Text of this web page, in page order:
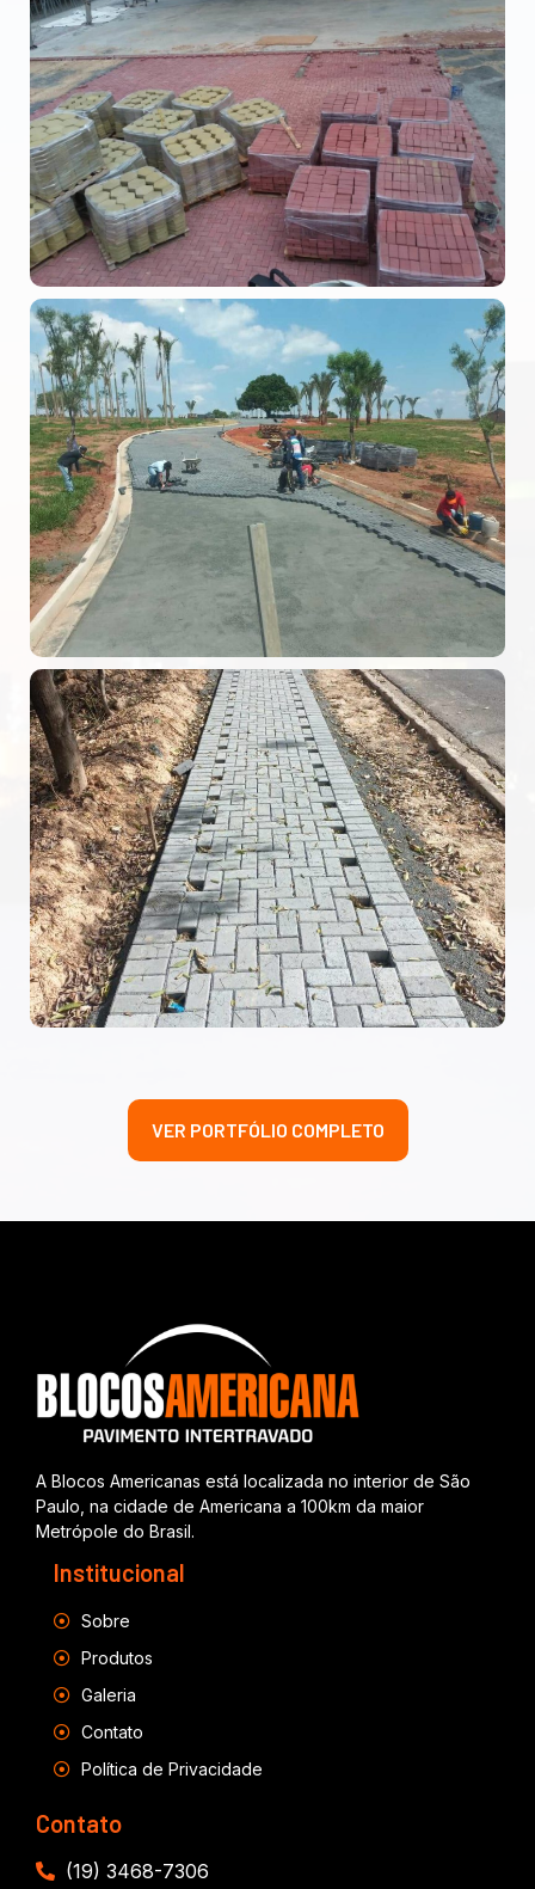
VER PORTFÓLIO COMPLETO
A Blocos Americanas está localizada no interior de São
Paulo, na cidade de Americana a 100km da maior
Metrópole do Brasil.
Institucional
Sobre
Produtos
Galeria
Contato
Política de Privacidade
Contato
(19) 3468-7306